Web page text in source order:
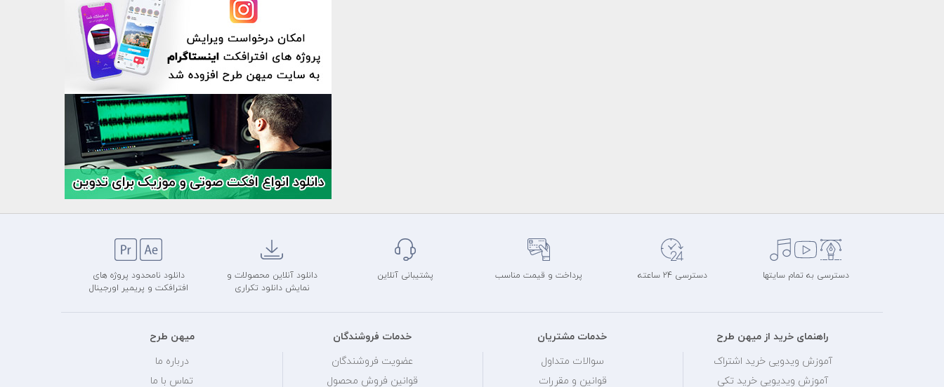
دسترسی به تمام سایتها دسترسی 24 ساعته پرداخت و قیمت مناسب پشتیبانی آنلاین
دانلود آنلاین محصولات و
نمایش دانلود تکراری
دانلود نامحدود پروژه های
افترافکت و پریمیر اورجینال
راهنمای خرید از میهن طرح
آموزش ویدویی خرید اشتراک
آموزش ویدیویی خرید تکی
خدمات مشتریان
سوالات متداول
قوانین و مقررات
خدمات فروشندگان
عضویت فروشندگان
قوانین فروش محصول
میهن طرح
درباره ما
تماس با ما